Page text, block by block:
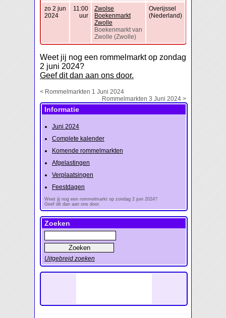
zo 2 jun
2024
11:00
uur
Zwolse
Boekenmarkt
Zwolle
Boekenmarkt van
Zwolle (Zwolle)
Overijssel
(Nederland)
Weet jij nog een rommelmarkt op zondag
2 juni 2024?
Geef dit dan aan ons door.
< Rommelmarkten 1 Juni 2024
Rommelmarkten 3 Juni 2024 >
Informatie
Juni 2024
Complete kalender
Komende rommelmarkten
Afgelastingen
Verplaatsingen
Feestdagen
Weet jij nog een rommelmarkt op zondag 2 juni 2024?
Geef dit dan aan ons door.
Zoeken
Uitgebreid zoeken